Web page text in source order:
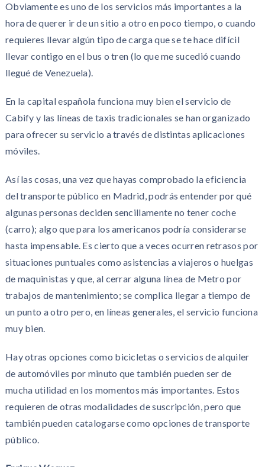
Obviamente es uno de los servicios más importantes a la
hora de querer ir de un sitio a otro en poco tiempo, o cuando
requieres llevar algún tipo de carga que se te hace difícil
llevar contigo en el bus o tren (lo que me sucedió cuando
llegué de Venezuela).
En la capital española funciona muy bien el servicio de
Cabify y las líneas de taxis tradicionales se han organizado
para ofrecer su servicio a través de distintas aplicaciones
móviles.
Así las cosas, una vez que hayas comprobado la eficiencia
del transporte público en Madrid, podrás entender por qué
algunas personas deciden sencillamente no tener coche
(carro); algo que para los americanos podría considerarse
hasta impensable. Es cierto que a veces ocurren retrasos por
situaciones puntuales como asistencias a viajeros o huelgas
de maquinistas y que, al cerrar alguna línea de Metro por
trabajos de mantenimiento; se complica llegar a tiempo de
un punto a otro pero, en líneas generales, el servicio funciona
muy bien.
Hay otras opciones como bicicletas o servicios de alquiler
de automóviles por minuto que también pueden ser de
mucha utilidad en los momentos más importantes. Estos
requieren de otras modalidades de suscripción, pero que
también pueden catalogarse como opciones de transporte
público.